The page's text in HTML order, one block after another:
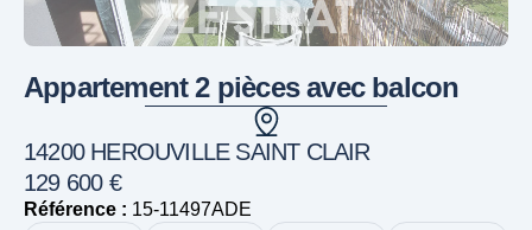
Appartement 2 pièces avec balcon
14200 HEROUVILLE SAINT CLAIR
129 600 €
Référence : 15-11497ADE